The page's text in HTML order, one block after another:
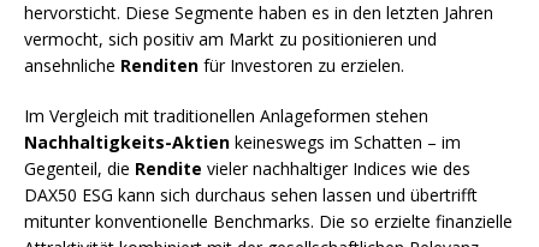
hervorsticht. Diese Segmente haben es in den letzten Jahren
vermocht, sich positiv am Markt zu positionieren und
ansehnliche Renditen für Investoren zu erzielen.
Im Vergleich mit traditionellen Anlageformen stehen
Nachhaltigkeits-Aktien keineswegs im Schatten – im
Gegenteil, die Rendite vieler nachhaltiger Indices wie des
DAX50 ESG kann sich durchaus sehen lassen und übertrifft
mitunter konventionelle Benchmarks. Die so erzielte finanzielle